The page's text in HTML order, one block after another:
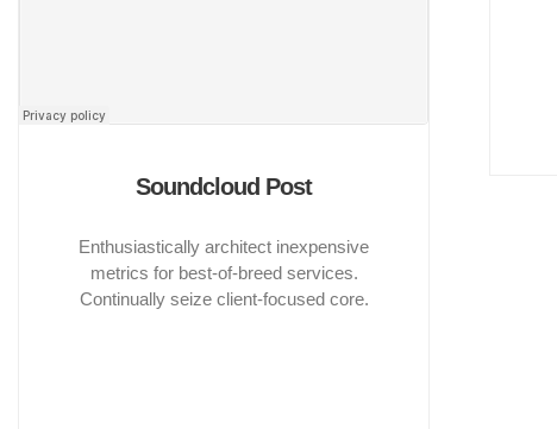
Soundcloud Post
Enthusiastically architect inexpensive
metrics for best-of-breed services.
Continually seize client-focused core.